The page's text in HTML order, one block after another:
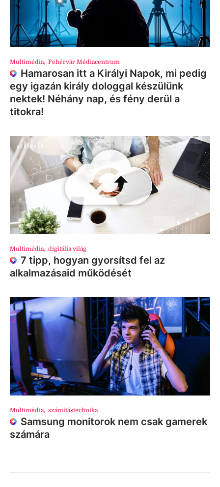
Multimédia, Fehérvár Médiacentrum
Hamarosan itt a Királyi Napok, mi pedig
egy igazán király dologgal készülünk
nektek! Néhány nap, és fény derül a
titokra!
Multimédia, digitális világ
7 tipp, hogyan gyorsítsd fel az
alkalmazásaid működését
Multimédia, számítástechnika
Samsung monitorok nem csak gamerek
számára